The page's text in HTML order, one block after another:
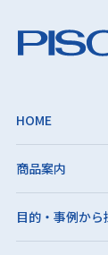
HOME
商品案内
目的・事例から